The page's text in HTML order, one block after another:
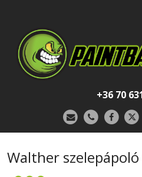
+36 70
Walther